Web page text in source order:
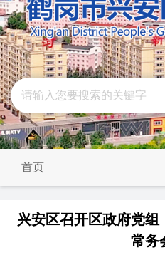
首页
兴安区召开区政府党
常务